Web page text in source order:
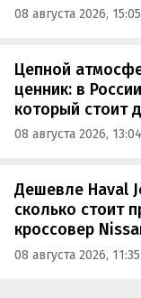
08 августа 2026, 15:05
Цепной
ценник: в
который стоит
08 августа 2026, 13:04
Дешевле Haval
сколько стоит
кроссовер
08 августа 2026, 11:35